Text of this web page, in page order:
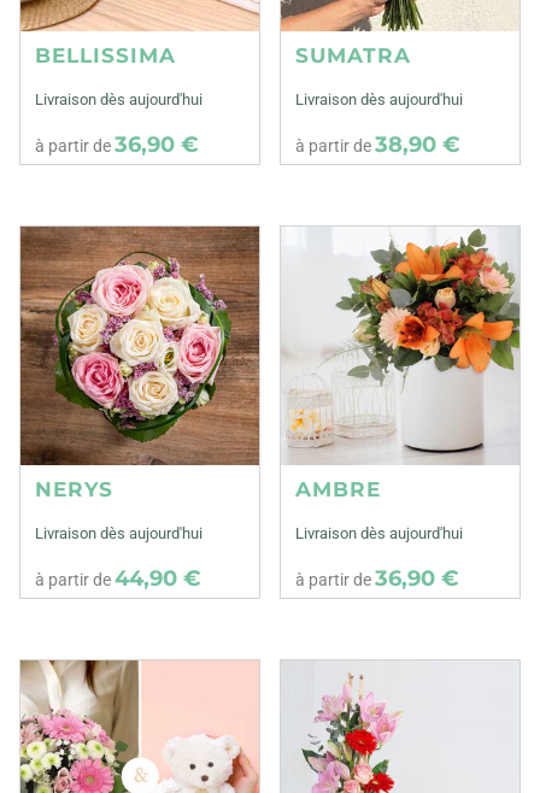
BELLISSIMA
Livraison dès aujourd'hui
à partir de36,90 €
SUMATRA
Livraison dès aujourd'hui
à partir de38,90 €
NERYS
Livraison dès aujourd'hui
à partir de44,90 €
AMBRE
Livraison dès aujourd'hui
à partir de36,90 €